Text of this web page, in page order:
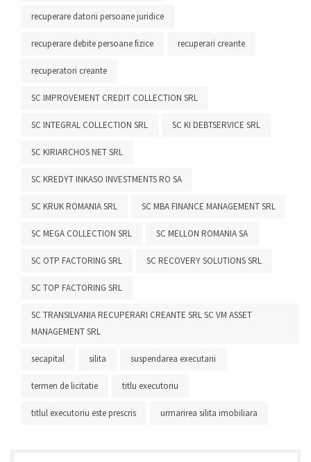
recuperare datorii persoane juridice
recuperare debite persoane fizice recuperari creante
recuperatori creante
SC IMPROVEMENT CREDIT COLLECTION SRL
SC INTEGRAL COLLECTION SRL SC KI DEBTSERVICE SRL
SC KIRIARCHOS NET SRL
SC KREDYT INKASO INVESTMENTS RO SA
SC KRUK ROMANIA SRL SC MBA FINANCE MANAGEMENT SRL
SC MEGA COLLECTION SRL SC MELLON ROMANIA SA
SC OTP FACTORING SRL SC RECOVERY SOLUTIONS SRL
SC TOP FACTORING SRL
SC TRANSILVANIA RECUPERARI CREANTE SRL SC VM ASSET
MANAGEMENT SRL
secapital silita suspendarea executarii
termen de licitatie titlu executoriu
titlul executoriu este prescris urmarirea silita imobiliara